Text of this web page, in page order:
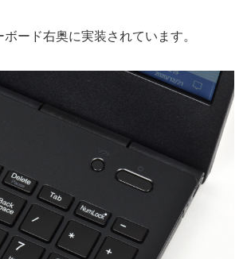
ード右奥に実装されています。